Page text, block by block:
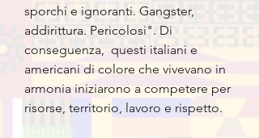
sporchi e ignoranti. Gangster,
addirittura. Pericolosi". Di
conseguenza, questi italiani e
americani di colore che vivevano in
armonia iniziarono a competere per
risorse, territorio, lavoro e rispetto.